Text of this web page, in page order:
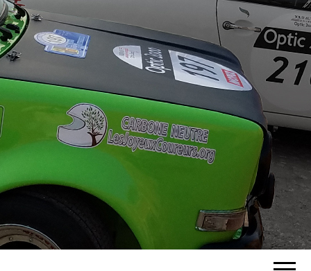
ASSOCIATION
LES JOYEUX
COUREURS